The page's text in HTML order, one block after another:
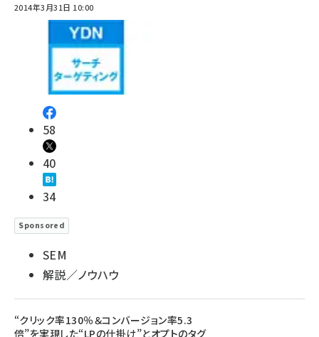
2014年3月31日 10:00
58
40
34
Sponsored
SEM
解説／ノウハウ
“クリック率130％＆コンバージョン率5.3
倍”を実現した“LPの仕掛け”とオプトのタグ